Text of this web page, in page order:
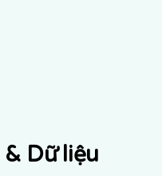
Dữ liệu